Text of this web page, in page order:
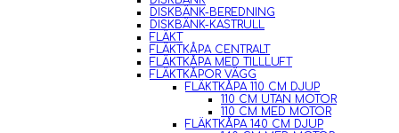
DISKBÄNK-BEREDNING
DISKBÄNK-KASTRULL
FLÄKT
FLÄKTKÅPA CENTRALT
FLÄKTKÅPA MED TILLLUFT
FLÄKTKÅPOR VÄGG
FLÄKTKÅPA 110 CM DJUP
110 CM UTAN MOTOR
110 CM MED MOTOR
FLÄKTKÅPA 140 CM DJUP